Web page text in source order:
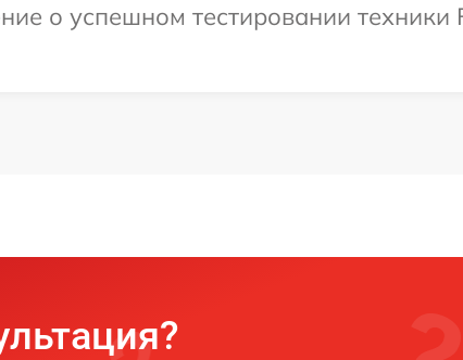
о успешном тестировании техники